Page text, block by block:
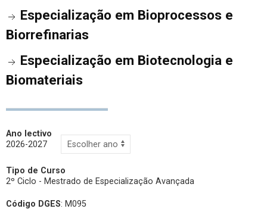
Especialização em Bioprocessos e
Biorrefinarias
Especialização em Biotecnologia e
Biomateriais
Ano lectivo
2026-2027
Tipo de Curso
2º Ciclo - Mestrado de Especialização Avançada
Código DGES: M095